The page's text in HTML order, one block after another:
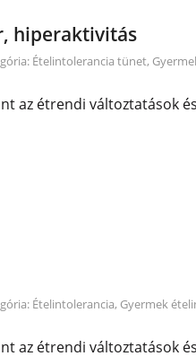
hiperaktivitás
Ételintolerancia tünet,
az étrendi változtatások
Ételintolerancia, Gyermek
az étrendi változtatások